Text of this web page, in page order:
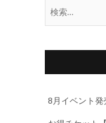
8月イベント発